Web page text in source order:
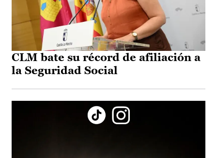
CLM bate su récord de afiliación a
la Seguridad Social